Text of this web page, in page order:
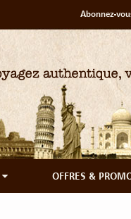
Abonnez-
OFFRES &